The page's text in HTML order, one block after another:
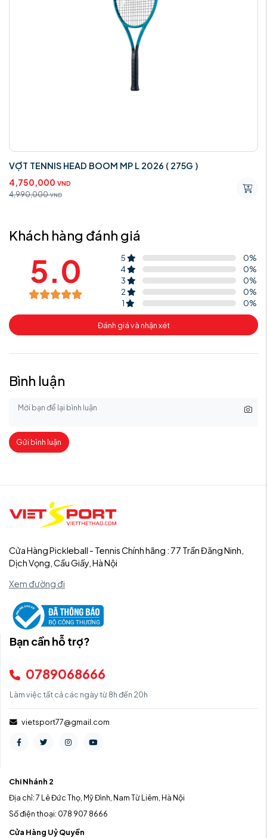
VỢT TENNIS HEAD BOOM MP L 2026 ( 275G )
4,750,000 VND
4,990,000 VND
Khách hàng đánh giá
5.0 5 0%
4
0%
3
0%
2
0%
1
0%
Đánh giá và nhận xét
Bình luận
Gửi bình luận
Cửa Hàng Pickleball - Tennis Chính hãng : 77 Trần Đăng Ninh,
Dịch Vọng, Cầu Giấy, Hà Nội
Xem đường đi
Bạn cần hỗ trợ?
0789068666
Làm việc tất cả các ngày từ 8h đến 20h
vietsport77@gmail.com
Chi Nhánh 2
Địa chỉ: 7 Lê Đức Thọ, Mỹ Đình, Nam Từ Liêm, Hà Nội
Số điện thoại: 078 907 8666
Cửa Hàng Uỷ Quyền